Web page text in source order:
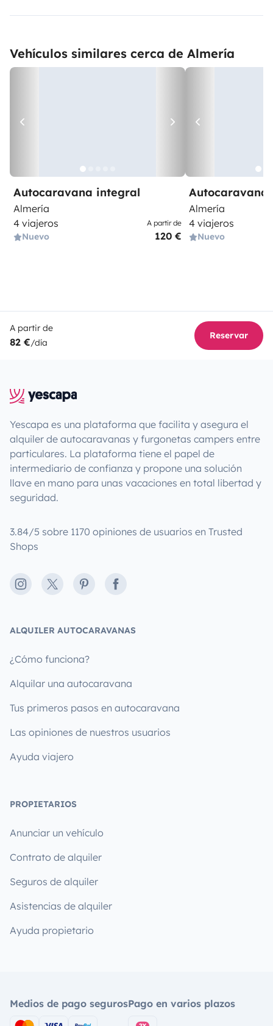
Vehículos similares cerca de Almería
Autocaravana integral
Almería
4 viajeros
Nuevo
A partir de
120 €
Autocaravana
Almería
4 viajeros
Nuevo
A partir de
82 €/día
Reservar
Yescapa es una plataforma que facilita y asegura el
alquiler de autocaravanas y furgonetas campers entre
particulares. La plataforma tiene el papel de
intermediario de confianza y propone una solución
llave en mano para unas vacaciones en total libertad y
seguridad.
3.84/5 sobre 1170 opiniones de usuarios en Trusted
Shops
Instagram
X PinterestFacebook
ALQUILER AUTOCARAVANAS
¿Cómo funciona?
Alquilar una autocaravana
Tus primeros pasos en autocaravana
Las opiniones de nuestros usuarios
Ayuda viajero
PROPIETARIOS
Anunciar un vehículo
Contrato de alquiler
Seguros de alquiler
Asistencias de alquiler
Ayuda propietario
Medios de pago segurosPago en varios plazos